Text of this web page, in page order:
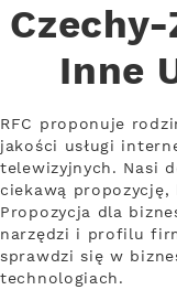
Inne
RFC proponuje
jakości usługi
telewizyjnych. Nasi
ciekawą
Propozycja dla
narzędzi i profilu
sprawdzi się w
technologiach.